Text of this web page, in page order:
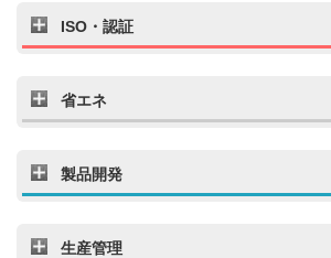
ISO・認証
省エネ
製品開発
生産管理